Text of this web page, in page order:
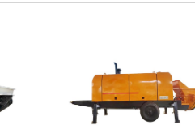
Salida máxima
60 M³/H
Presión máxima